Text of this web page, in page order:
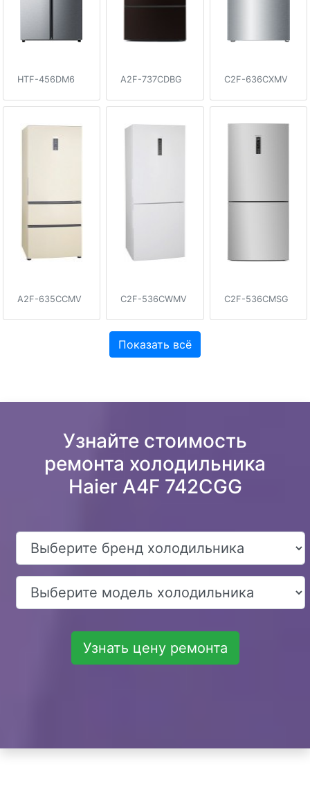
HTF-456DM6 A2F-737CDBG C2F-636CXMV
A2F-635CCMV C2F-536CWMV C2F-536CMSG
Показать всё
Узнайте стоимость
ремонта холодильника
Haier A4F 742CGG
Узнать цену ремонта